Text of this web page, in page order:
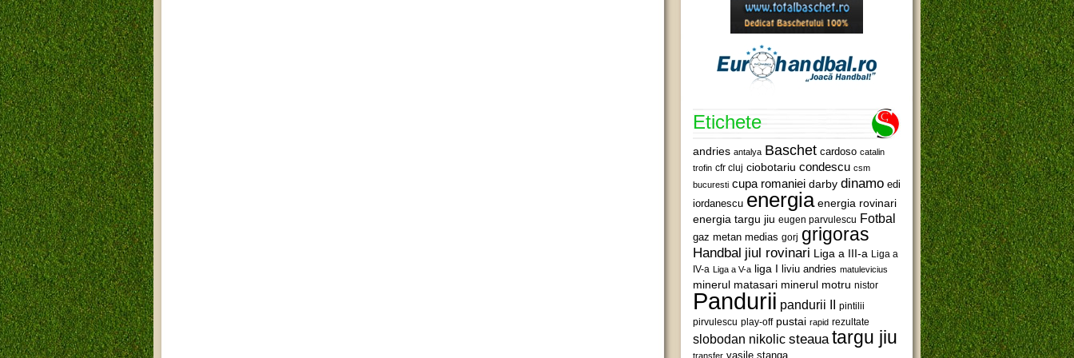
Etichete
andries antalya Baschet cardoso catalin
trofin cfr cluj ciobotariu condescu csm
bucuresti cupa romaniei darby dinamo edi
iordanescu energia energia rovinari
energia targu jiu eugen parvulescu Fotbal
gaz metan medias gorj grigoras
Handbal jiul rovinari Liga a III-a Liga a
IV-a Liga a V-a liga I liviu andries matulevicius
minerul matasari minerul motru nistor
Pandurii pandurii II pintilii
pirvulescu play-off pustai rapid rezultate
slobodan nikolic steaua targu jiu
transfer vasile stanga